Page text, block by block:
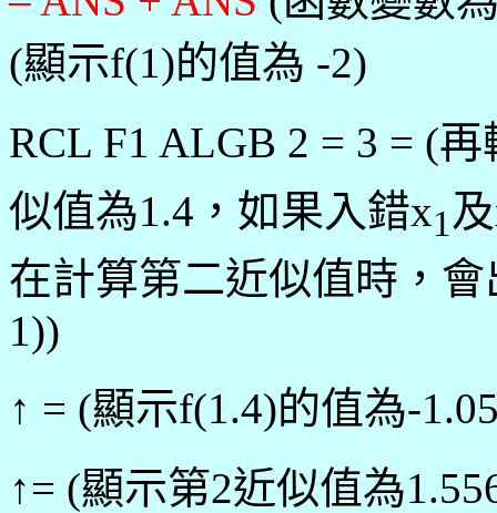
(顯示f(1)的值為 -2)
RCL F1 ALGB 2 = 3 = (
似值為1.4，如果入錯x1
在計算第二近似值時，
1))
↑ = (顯示f(1.4)的值為-
↑= (顯示第2近似值為